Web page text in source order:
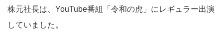
株元社長は、YouTube番組「令和の虎」にレギュラー出演
していました。